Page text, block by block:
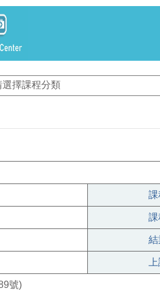
課
課
結
號)